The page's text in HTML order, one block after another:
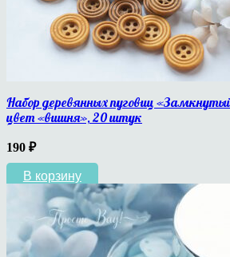
Набор деревянных пуговиц
цвет «вишня», 20 штук
190 ₽
В корзину